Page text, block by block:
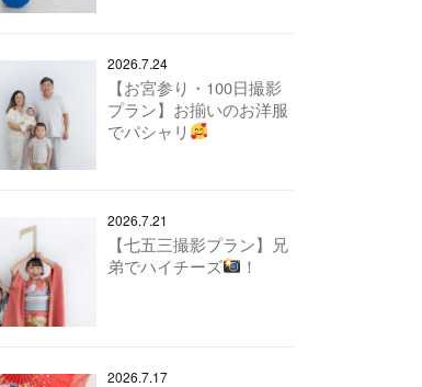
2026.7.24
【お宮参り・100日撮影
プラン】お揃いのお洋服
でパシャリ
2026.7.21
【七五三撮影プラン】兄
弟でハイチーズ
！
2026.7.17